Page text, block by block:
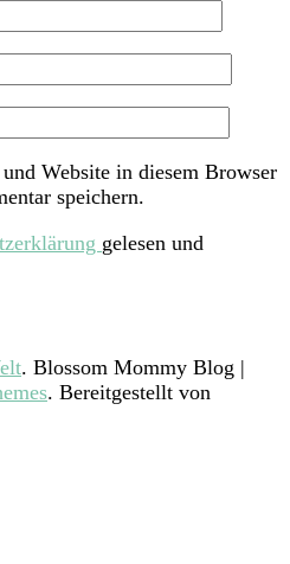
Website in diesem Browser
speichern.
gelesen und
. Blossom Mommy Blog |
. Bereitgestellt von